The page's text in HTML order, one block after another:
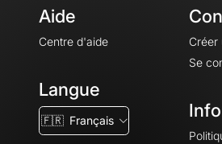
Aide
Centre d'aide
Langue
🇫🇷 Français
Créer
Se